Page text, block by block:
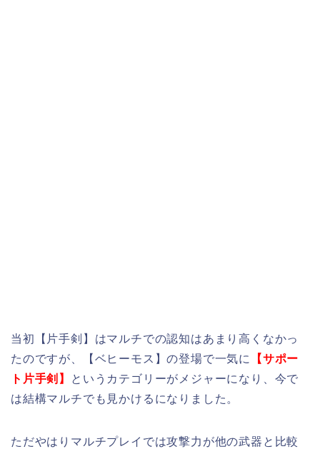
当初【片手剣】はマルチでの認知はあまり高くなかっ
たのですが、【ベヒーモス】の登場で一気に
【サポー
ト片手剣】
というカテゴリーがメジャーになり、今で
は結構マルチでも見かけるになりました。
ただやはりマルチプレイでは攻撃力が他の武器と比較